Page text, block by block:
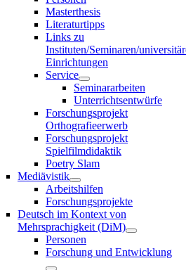
Masterthesis
Literaturtipps
Links zu
Instituten/Seminaren/
Einrichtungen
Service
Seminararbeiten
Unterrichtsentwürfe
Forschungsprojekt
Orthografieerwerb
Forschungsprojekt
Spielfilmdidaktik
Poetry Slam
Mediävistik
Arbeitshilfen
Forschungsprojekte
Deutsch im Kontext von
Mehrsprachigkeit (DiM)
Personen
Forschung und Entwicklung